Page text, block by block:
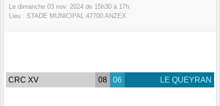
Le dimanche 03 nov. 2024 de 15h30 à 17h
Lieu : STADE MUNICIPAL 47700 ANZEX
CRC XV 08 06 LE QUEYRAN